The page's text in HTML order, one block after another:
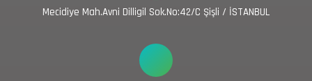
Mecidiye Mah.Avni Dilligil Sok.No:42/C Şişli / İSTANBUL